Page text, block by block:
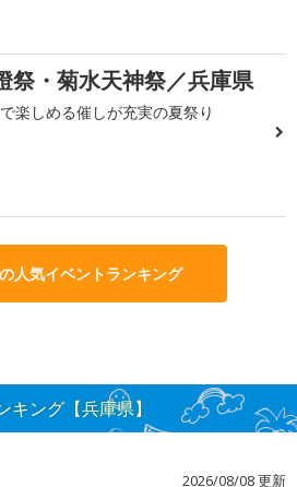
祭・菊水天神祭／兵庫県
楽しめる催しが充実の夏祭り
人気イベントランキング
ング【兵庫県】
2026/08/08 更新